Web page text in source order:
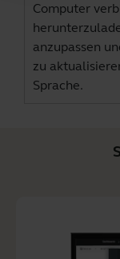
Computer
anzupassen
zu
Sprache.